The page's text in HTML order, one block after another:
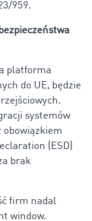
959.
platforma
do UE, będzie
systemów
obowiązkiem
(ESD)
brak
firm nadal
window.